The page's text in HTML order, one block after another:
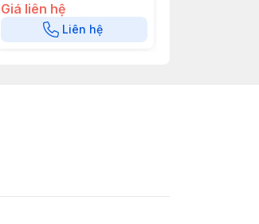
Giá liên hệ
Liên hệ